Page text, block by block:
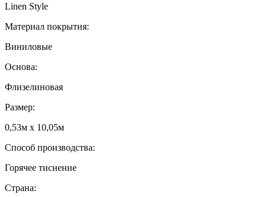
Linen Style
Материал покрытия:
Виниловые
Основа:
Флизелиновая
Размер:
0,53м x 10,05м
Способ производства:
Горячее тиснение
Страна: